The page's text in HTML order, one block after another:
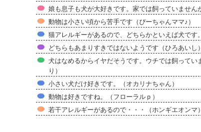
娘も息子も犬が大好きです。家では飼っていません
動物は小さい頃から苦手です（ぴーちゃんママ♪）
猫アレルギーがあるので、どちらかといえば犬です
どちらもあまりすきではないようです（ひろあいし）
犬はなめるからイヤだそうです。ウチでは飼って
り）
小さい犬だけ好きです。（オカリナちゃん）
動物は好きですね。（フローラルｐ）
若干アレルギーがあるので・・・（ホンギエオンマ）